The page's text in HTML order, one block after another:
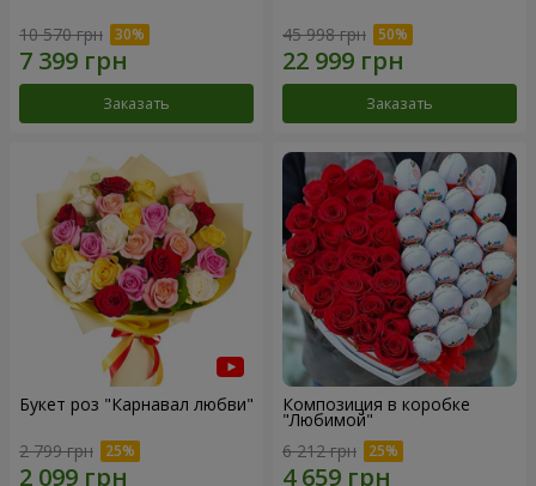
10 570 грн
Заказать
45 998 грн
Заказать
Букет роз "Карнавал любви"
2 799 грн
Композиция в коробке
"Любимой"
6 212 грн